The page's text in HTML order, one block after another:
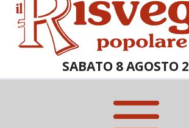
SABATO 8 AGOSTO